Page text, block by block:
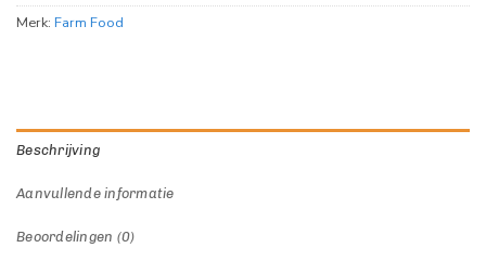
Merk: Farm Food
Beschrijving
Aanvullende informatie
Beoordelingen (0)